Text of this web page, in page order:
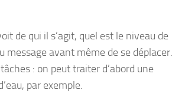
de qui il s’agit, quel est le niveau de
message avant même de se déplacer.
: on peut traiter d’abord une
par exemple.